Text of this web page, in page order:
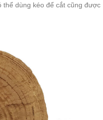
thể dùng kéo để cắt cũng được